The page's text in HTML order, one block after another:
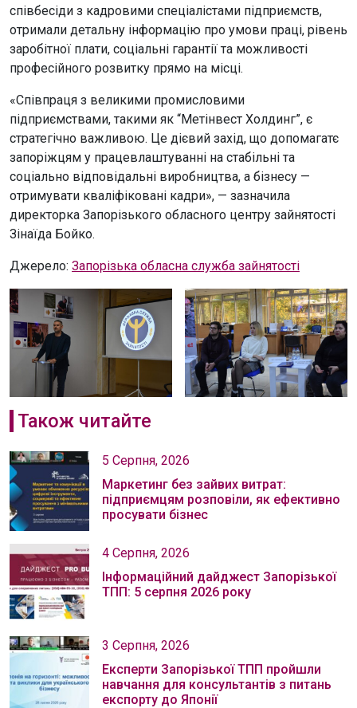
співбесіди з кадровими спеціалістами підприємств,
отримали детальну інформацію про умови праці, рівень
заробітної плати, соціальні гарантії та можливості
професійного розвитку прямо на місці.
«Співпраця з великими промисловими
підприємствами, такими як “Метінвест Холдинг”, є
стратегічно важливою. Це дієвий захід, що допомагатє
запоріжцям у працевлаштуванні на стабільні та
соціально відповідальні виробництва, а бізнесу —
отримувати кваліфіковані кадри», — зазначила
директорка Запорізького обласного центру зайнятості
Зінаїда Бойко.
Джерело: Запорізька обласна служба зайнятості
Також читайте
5 Серпня, 2026
Маркетинг без зайвих витрат:
підприємцям розповіли, як ефективно
просувати бізнес
4 Серпня, 2026
Інформаційний дайджест Запорізької
ТПП: 5 серпня 2026 року
3 Серпня, 2026
Експерти Запорізької ТПП пройшли
навчання для консультантів з питань
експорту до Японії